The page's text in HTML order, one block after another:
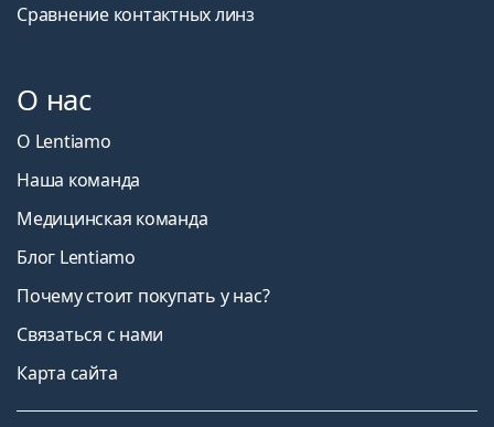
Сравнение контактных линз
О нас
О Lentiamo
Наша команда
Медицинская команда
Блог Lentiamo
Почему стоит покупать у нас?
Связаться с нами
Карта сайта